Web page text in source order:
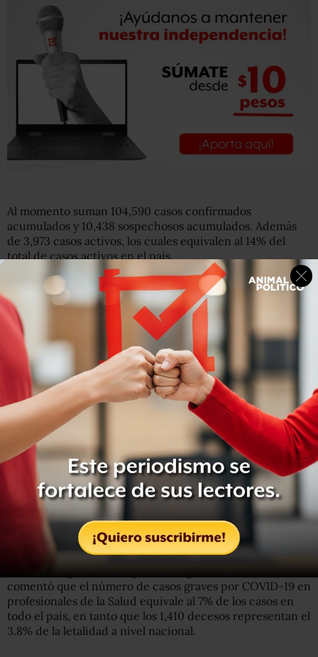
Al momento suman 104,590 casos confirmados
acumulados y 10,438 sospechosos acumulados. Además
de 3,973 casos activos, los cuales equivalen al 14% del
total de casos activos en el país.
El número de defunciones es de 1,410, así como otras 36
muertes sospechosas. Es decir, de personas que tenían
los síntomas de la enfermedad pero que se está a la
espera de los resultados.
La Secretaría de Salud detalló que del total de casos
confirmados acumulados en el sector Salud, el 60% son
mujeres y la mayoría de ellas tiene entre 30 y 34 años.
Agregó que el 42% pertenecen a personal de Enfermería;
el 28% se dedica a otras ocupaciones de la salud, y el 27%
son del área de Medicina.
Con relación a los decesos, la mayoría de ellos se han
registrado en la Ciudad de México, seguido del Estado de
México y Puebla.
El director general de Epidemiología, José Luis Alomía,
comentó que el número de casos graves por COVID-19 en
profesionales de la Salud equivale al 7% de los casos en
todo el país, en tanto que los 1,410 decesos representan el
3.8% de la letalidad a nivel nacional.